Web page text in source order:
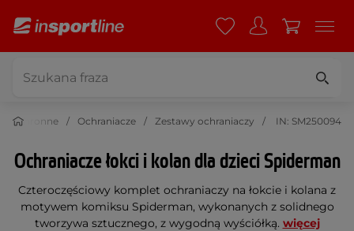
ochronne Ochraniacze Zestawy ochraniaczy IN: SM250094
Ochraniacze łokci i kolan dla dzieci Spiderman
Czteroczęściowy komplet ochraniaczy na łokcie i kolana z
motywem komiksu Spiderman, wykonanych z solidnego
tworzywa sztucznego, z wygodną wyściółką. więcej